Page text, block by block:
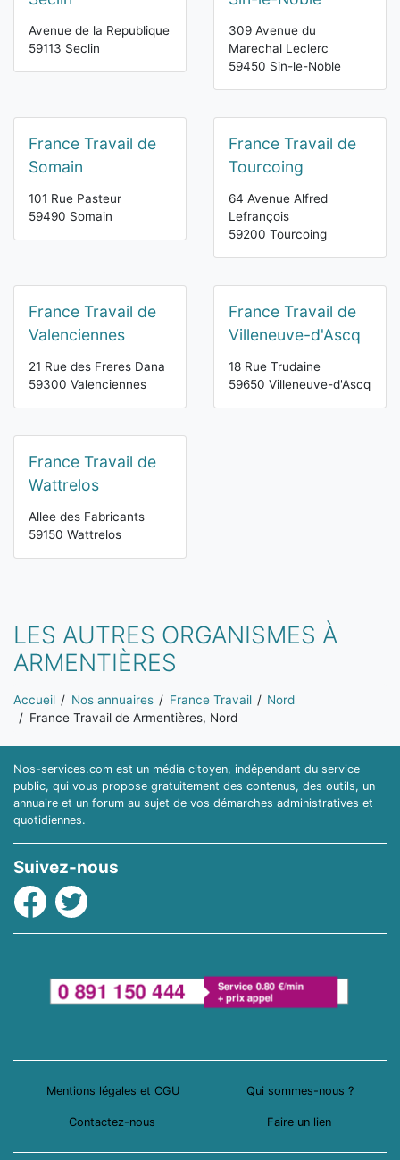
Avenue de la Republique
59113 Seclin
309 Avenue du
Marechal Leclerc
59450 Sin-le-Noble
France Travail de
Somain
101 Rue Pasteur
59490 Somain
France Travail de
Tourcoing
64 Avenue Alfred
Lefrançois
59200 Tourcoing
France Travail de
Valenciennes
21 Rue des Freres Dana
59300 Valenciennes
France Travail de
Villeneuve-d'Ascq
18 Rue Trudaine
59650 Villeneuve-d'Ascq
France Travail de
Wattrelos
Allee des Fabricants
59150 Wattrelos
LES AUTRES ORGANISMES À
ARMENTIÈRES
Vous êtes ici:
Accueil Nos annuaires France Travail
Nord
France Travail de Armentières, Nord
Nos-services.com est un média citoyen, indépendant du service
public, qui vous propose gratuitement des contenus, des outils, un
annuaire et un forum au sujet de vos démarches administratives et
quotidiennes.
Suivez-nous
Facebook
Twitter
Mentions légales et CGU Qui sommes-nous ?
Contactez-nous Faire un lien